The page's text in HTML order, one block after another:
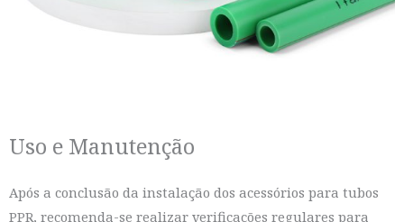
Uso e Manutenção
Após a conclusão da instalação dos acessórios para tubos
PPR, recomenda-se realizar verificações regulares para